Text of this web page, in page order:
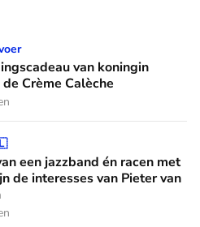
koningin Wilhelmina: de
van koningin
Crème Calèche
én racen met auto's: dit zijn
een jazzband én racen met
de interesses van Pieter van